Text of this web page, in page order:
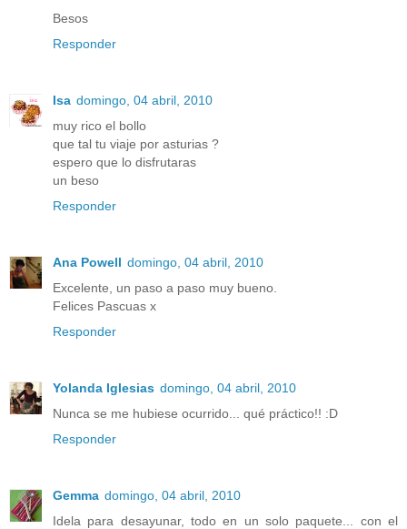
Besos
Responder
Isa domingo, 04 abril, 2010
muy rico el bollo
que tal tu viaje por asturias ?
espero que lo disfrutaras
un beso
Responder
Ana Powell domingo, 04 abril, 2010
Excelente, un paso a paso muy bueno.
Felices Pascuas x
Responder
Yolanda Iglesias domingo, 04 abril, 2010
Nunca se me hubiese ocurrido... qué práctico!! :D
Responder
Gemma domingo, 04 abril, 2010
Idela para desayunar, todo en un solo paquete... con el